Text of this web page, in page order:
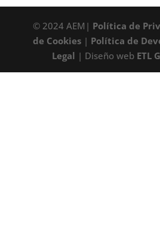
© 2024 AEM| Política de
de Cookies| Política de
Legal | Diseño web ETL